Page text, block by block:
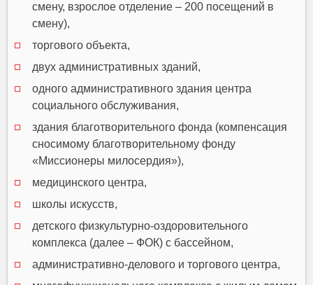
смену, взрослое отделение – 200 посещений в
смену),
торгового объекта,
двух административных зданий,
одного административного здания центра
социального обслуживания,
здания благотворительного фонда (компенсация
сносимому благотворительному фонду
«Миссионеры милосердия»),
медицинского центра,
школы искусств,
детского физкультурно-оздоровительного
комплекса (далее – ФОК) с бассейном,
административно-делового и торгового центра,